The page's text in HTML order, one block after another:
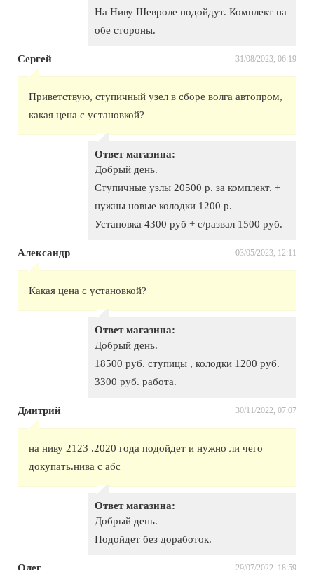
На Ниву Шевроле подойдут. Комплект на
обе стороны.
Сергей 31/08/2023, 06:19
Приветствую, ступичный узел в сборе волга автопром,
какая цена с установкой?
Ответ магазина:
Добрый день.
Ступичные узлы 20500 р. за комплект. +
нужны новые колодки 1200 р.
Установка 4300 руб + с/развал 1500 руб.
Александр 03/05/2023, 12:11
Какая цена с установкой?
Ответ магазина:
Добрый день.
18500 руб. ступицы , колодки 1200 руб.
3300 руб. работа.
Дмитрий 30/11/2022, 07:07
на ниву 2123 .2020 года подойдет и нужно ли чего
докупать.нива с абс
Ответ магазина:
Добрый день.
Подойдет без доработок.
29/07/2022, 18:59